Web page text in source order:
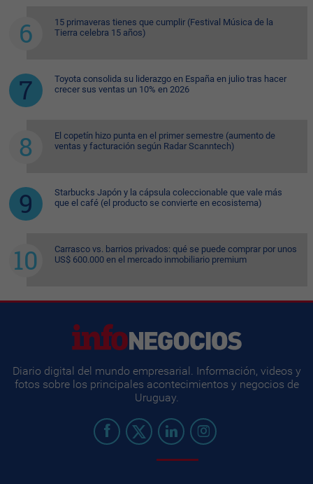
15 primaveras tienes que cumplir (Festival Música de la
Tierra celebra 15 años)
Toyota consolida su liderazgo en España en julio tras hacer
crecer sus ventas un 10% en 2026
El copetín hizo punta en el primer semestre (aumento de
ventas y facturación según Radar Scanntech)
Starbucks Japón y la cápsula coleccionable que vale más
que el café (el producto se convierte en ecosistema)
Carrasco vs. barrios privados: qué se puede comprar por unos
US$ 600.000 en el mercado inmobiliario premium
Diario digital del mundo empresarial. Información, videos y
fotos sobre los principales acontecimientos y negocios de
Uruguay.